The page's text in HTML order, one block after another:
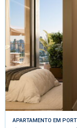
APARTAMENTO EM